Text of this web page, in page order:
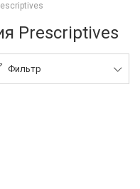
Prescriptives
Фильтр